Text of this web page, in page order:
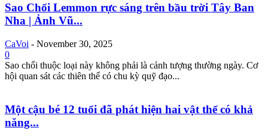
Sao Chổi Lemmon rực sáng trên bầu trời Tây Ban
Nha | Ảnh Vũ...
CaVoi - November 30, 2025
0
Sao chổi thuộc loại này không phải là cảnh tượng thường ngày. Cơ
hội quan sát các thiên thể có chu kỳ quỹ đạo...
Một cậu bé 12 tuổi đã phát hiện hai vật thể có khả
năng...